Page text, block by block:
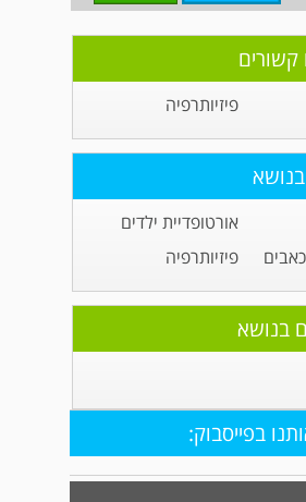
קשורים
פיזיותרפיה
אורטופדיית ילדים
פיזיותרפיה
בנושא
בפייסבוק: